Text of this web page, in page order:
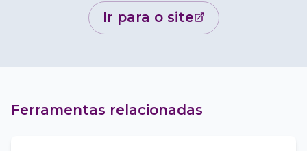
ir para o site
Ferramentas relacionadas